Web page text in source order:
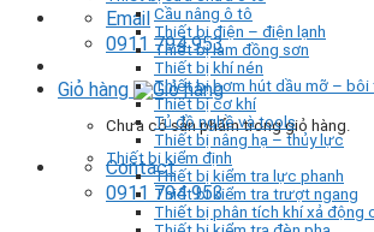
Email
0911 794 953
Giỏ hàng
Chưa có sản phẩm trong giỏ hàng.
Contact
0911 794 953
Cầu nâng ô tô
Thiết bị điện – điện lạnh
Thiết bị làm đồng sơn
Thiết bị khí nén
Thiết bị bơm hút dầu mỡ – bôi
Thiết bị cơ khí
Tủ đồ nghề và tools
Thiết bị nâng hạ – thủy lực
Thiết bị kiểm định
Thiết bị kiểm tra lực phanh
Thiết bị kiểm tra trượt ngang
Thiết bị phân tích khí xả động